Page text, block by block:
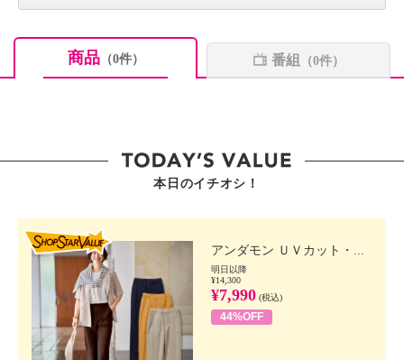
商品（0件） 番組 （0件）
本日のイチオシ！
アンダモン ＵＶカット・...
明日以降
¥14,300
¥7,990 (税込)
44%OFF